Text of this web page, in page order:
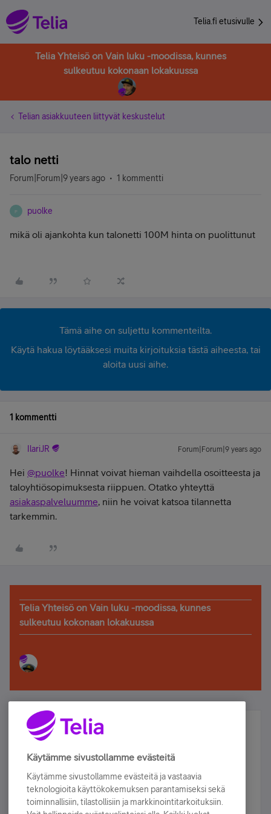
Telia.fi etusivulle
Telia Yhteisö on Vain luku -moodissa, kunnes
sulkeutuu kokonaan lokakuussa
Telian asiakkuuteen liittyvät keskustelut
talo netti
Forum|Forum|9 years ago 1 kommentti
P puolke
mikä oli ajankohta kun talonetti 100M hinta on puolittunut
Tämä aihe on suljettu kommenteilta.
Käytä hakua löytääksesi muita kirjoituksia tästä aiheesta, tai
aloita uusi aihe.
1 kommentti
IlariJR Forum|Forum|9 years ago
Hei @puolke! Hinnat voivat hieman vaihdella osoitteesta ja
taloyhtiösopimuksesta riippuen. Otatko yhteyttä
asiakaspalveluumme, niin he voivat katsoa tilannetta
tarkemmin.
Telia Yhteisö on Vain luku -moodissa, kunnes
sulkeutuu kokonaan lokakuussa
Älä jää paitsi – osallistu ja voita!
Tilaa Telian uutiskirje ja olet mukana arvonnassa.
sähköpostiisi.
Käytämme sivustollamme evästeitä
Käytämme sivustollamme evästeitä ja vastaavia
teknologioita käyttökokemuksen parantamiseksi sekä
toiminnallisiin, tilastollisiin ja markkinointitarkoituksiin.